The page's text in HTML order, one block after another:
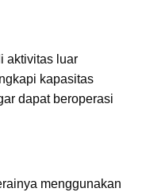
aktivitas luar
kapasitas
dapat beroperasi
menggunakan